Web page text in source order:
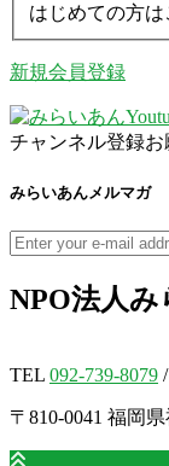
はじめての方は
新規会員登録
チャンネル登録お
みらいあんメルマガ
NPO法人み
TEL 092-739-8079
〒810-0041 福岡